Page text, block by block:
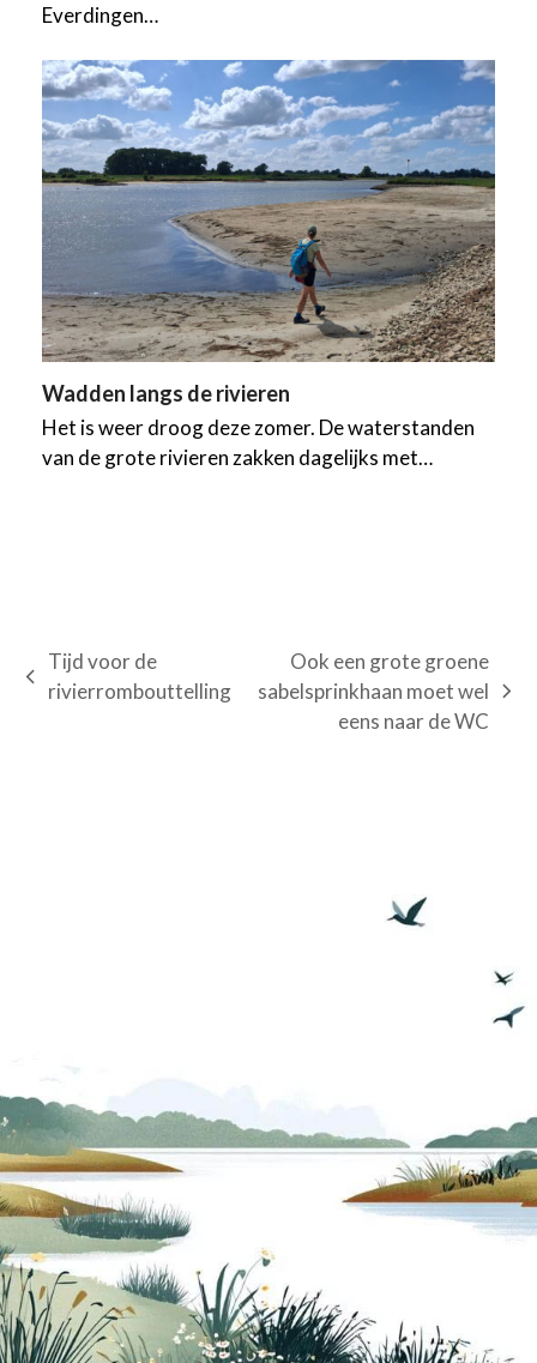
Everdingen…
Wadden langs de rivieren
Het is weer droog deze zomer. De waterstanden
van de grote rivieren zakken dagelijks met…
previous
Tijd voor de
rivierrombouttelling
next
Ook een grote groene
sabelsprinkhaan moet wel
eens naar de WC